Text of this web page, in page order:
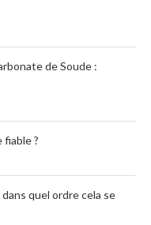
de Soude :
fiable ?
quel ordre cela se